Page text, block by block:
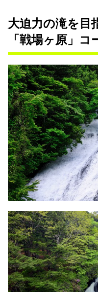
大迫力の滝を目
「戦場ヶ原」コ